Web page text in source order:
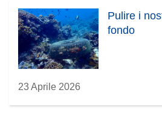
Pulire i
fondo
23 Aprile 2026